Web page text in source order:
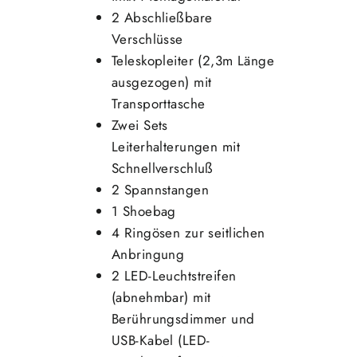
2 Abschließbare
Verschlüsse
Teleskopleiter (2,3m Länge
ausgezogen) mit
Transporttasche
Zwei Sets
Leiterhalterungen mit
Schnellverschluß
2 Spannstangen
1 Shoebag
4 Ringösen zur seitlichen
Anbringung
2 LED-Leuchtstreifen
(abnehmbar) mit
Berührungsdimmer und
USB-Kabel (LED-